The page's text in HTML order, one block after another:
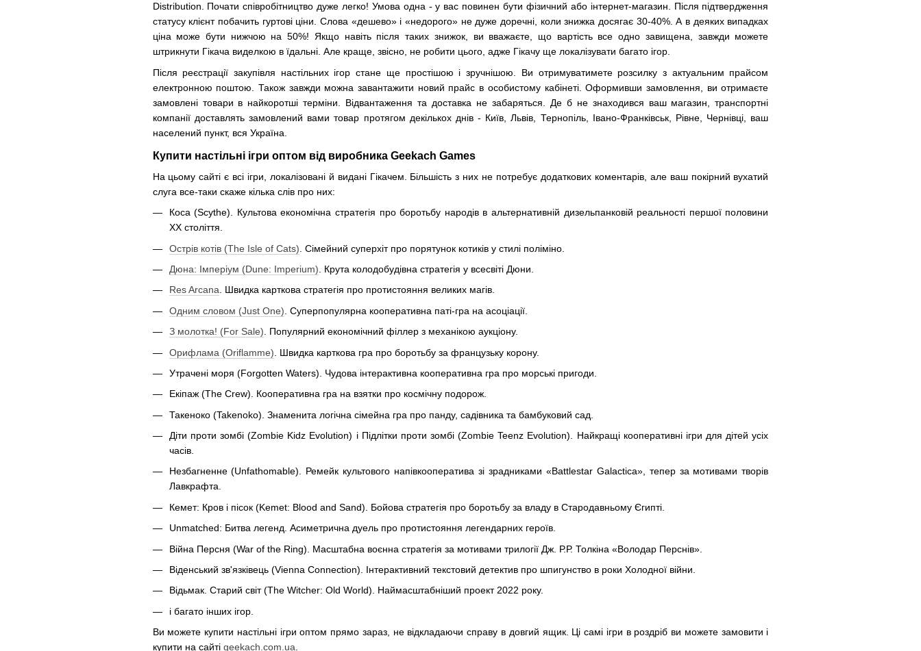
Distribution. Почати співробітництво дуже легко! Умова одна - у вас повинен бути фізичний або інтернет-магазин. Після підтвердження
статусу клієнт побачить гуртові ціни. Слова «дешево» і «недорого» не дуже доречні, коли знижка досягає 30-40%. А в деяких випадках
ціна може бути нижчою на 50%! Якщо навіть після таких знижок, ви вважаєте, що вартість все одно завищена, завжди можете
штрикнути Гікача виделкою в їдальні. Але краще, звісно, не робити цього, адже Гікачу ще локалізувати багато ігор.
Після реєстрації закупівля настільних ігор стане ще простішою і зручнішою. Ви отримуватимете розсилку з актуальним прайсом
електронною поштою. Також завжди можна завантажити новий прайс в особистому кабінеті. Оформивши замовлення, ви отримаєте
замовлені товари в найкоротші терміни. Відвантаження та доставка не забаряться. Де б не знаходився ваш магазин, транспортні
компанії доставлять замовлений вами товар протягом декількох днів - Київ, Львів, Тернопіль, Івано-Франківськ, Рівне, Чернівці, ваш
населений пункт, вся Україна.
Купити настільні ігри оптом від виробника Geekach Games
На цьому сайті є всі ігри, локалізовані й видані Гікачем. Більшість з них не потребує додаткових коментарів, але ваш покірний вухатий
слуга все-таки скаже кілька слів про них:
Коса (Scythe). Культова економічна стратегія про боротьбу народів в альтернативній дизельпанковій реальності першої половини
ХХ століття.
Острів котів (The Isle of Cats) . Сімейний суперхіт про порятунок котиків у стилі поліміно.
Дюна: Імперіум (Dune: Imperium) . Крута колодобудівна стратегія у всесвіті Дюни.
Res Arcana. Швидка карткова стратегія про протистояння великих магів.
Одним словом (Just One) . Суперпопулярна кооперативна паті-гра на асоціації.
З молотка! (For Sale) . Популярний економічний філлер з механікою аукціону.
Орифлама (Oriflamme) . Швидка карткова гра про боротьбу за французьку корону.
Утрачені моря (Forgotten Waters). Чудова інтерактивна кооперативна гра про морські пригоди.
Екіпаж (The Crew). Кооперативна гра на взятки про космічну подорож.
Такеноко (Takenoko). Знаменита логічна сімейна гра про панду, садівника та бамбуковий сад.
Діти проти зомбі (Zombie Kidz Evolution) і Підлітки проти зомбі (Zombie Teenz Evolution). Найкращі кооперативні ігри для дітей усіх
часів.
Незбагненне (Unfathomable). Ремейк культового напівкооператива зі зрадниками «Battlestar Galactica», тепер за мотивами творів
Лавкрафта.
Кемет: Кров і пісок (Kemet: Blood and Sand). Бойова стратегія про боротьбу за владу в Стародавньому Єгипті.
Unmatched: Битва легенд. Асиметрична дуель про протистояння легендарних героїв.
Війна Персня (War of the Ring). Масштабна воєнна стратегія за мотивами трилогії Дж. Р.Р. Толкіна «Володар Перснів».
Віденський зв'язківець (Vienna Connection). Інтерактивний текстовий детектив про шпигунство в роки Холодної війни.
Відьмак. Старий світ (The Witcher: Old World). Наймасштабніший проект 2022 року.
і багато інших ігор.
Ви можете купити настільні ігри оптом прямо зараз, не відкладаючи справу в довгий ящик. Ці самі ігри в роздріб ви можете замовити і
купити на сайті geekach.com.ua.